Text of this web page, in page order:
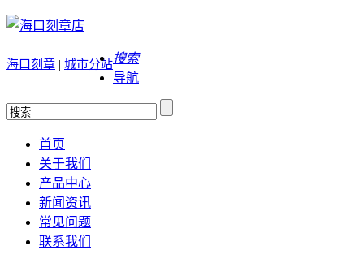
海口刻章 | 城市分站搜索
导航
首页
关于我们
产品中心
新闻资讯
常见问题
联系我们